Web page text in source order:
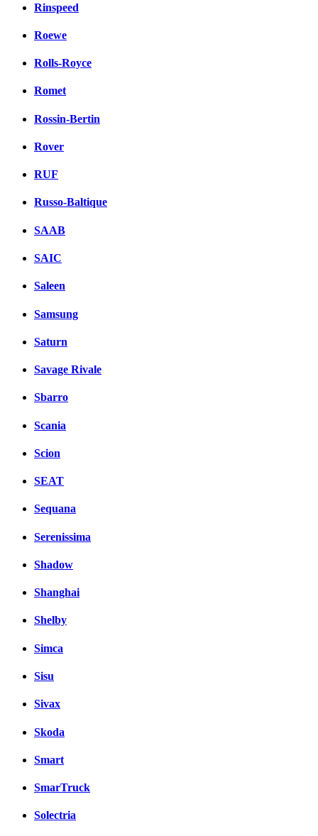
Rinspeed
Roewe
Rolls-Royce
Romet
Rossin-Bertin
Rover
RUF
Russo-Baltique
SAAB
SAIC
Saleen
Samsung
Saturn
Savage Rivale
Sbarro
Scania
Scion
SEAT
Sequana
Serenissima
Shadow
Shanghai
Shelby
Simca
Sisu
Sivax
Skoda
Smart
SmarTruck
Solectria